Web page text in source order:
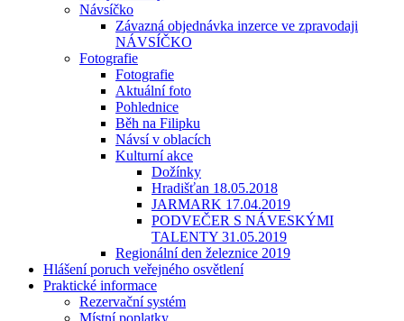
Návsíčko
Závazná objednávka inzerce ve zpravodaji
NÁVSÍČKO
Fotografie
Fotografie
Aktuální foto
Pohlednice
Běh na Filipku
Návsí v oblacích
Kulturní akce
Dožínky
Hradišťan 18.05.2018
JARMARK 17.04.2019
PODVEČER S NÁVESKÝMI
TALENTY 31.05.2019
Regionální den železnice 2019
Hlášení poruch veřejného osvětlení
Praktické informace
Rezervační systém
Místní poplatky